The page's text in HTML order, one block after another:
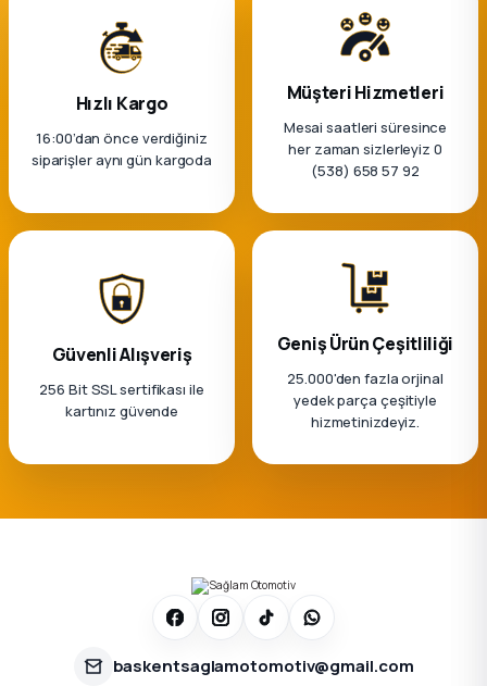
Hızlı Kargo
16:00’dan önce verdiğiniz
siparişler aynı gün kargoda
Müşteri Hizmetleri
Mesai saatleri süresince
her zaman sizlerleyiz 0
(538) 658 57 92
Güvenli Alışveriş
256 Bit SSL sertifikası ile
kartınız güvende
Geniş Ürün Çeşitliliği
25.000'den fazla orjinal
yedek parça çeşitiyle
hizmetinizdeyiz.
baskentsaglamotomotiv@gmail.com